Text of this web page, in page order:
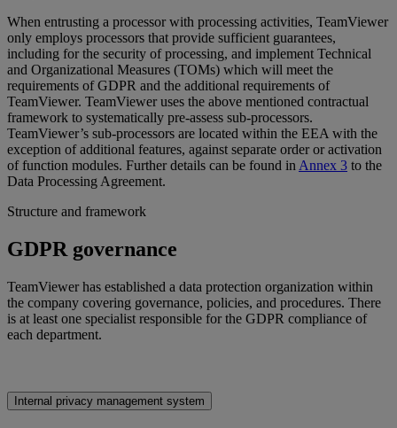
When entrusting a processor with processing activities, TeamViewer
only employs processors that provide sufficient guarantees,
including for the security of processing, and implement Technical
and Organizational Measures (TOMs) which will meet the
requirements of GDPR and the additional requirements of
TeamViewer. TeamViewer uses the above mentioned contractual
framework to systematically pre-assess sub-processors.
TeamViewer’s sub-processors are located within the EEA with the
exception of additional features, against separate order or activation
of function modules. Further details can be found in Annex 3 to the
Data Processing Agreement.
Structure and framework
GDPR governance
TeamViewer has established a data protection organization within
the company covering governance, policies, and procedures. There
is at least one specialist responsible for the GDPR compliance of
each department.
Internal privacy management system